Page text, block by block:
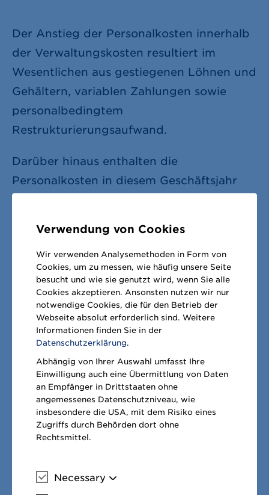
Der Anstieg der Personalkosten innerhalb
der Verwaltungskosten resultiert im
Wesentlichen aus gestiegenen Löhnen und
Gehältern, variablen Zahlungen sowie
personalbedingtem
Restrukturierungsaufwand.
Darüber hinaus enthalten die
Personalkosten in diesem Geschäftsjahr
den einmaligen Aufwand aus dem Buy-out
Vereinigten Königreich.
Ergänzende Hinweise zu dem Buy-
out der Pensionsverpflichtungen
finden sich unter Nr. 32
Rückstellungen für Pensionen und
ähnliche Verpflichtungen
FacebookTwitter
Verwendung von Cookies
Wir verwenden Analysemethoden in Form von
Cookies, um zu messen, wie häufig unsere Seite
besucht und wie sie genutzt wird, wenn Sie alle
Cookies akzeptieren. Ansonsten nutzen wir nur
notwendige Cookies, die für den Betrieb der
Webseite absolut erforderlich sind. Weitere
Informationen finden Sie in der
Datenschutzerklärung.
Abhängig von Ihrer Auswahl umfasst Ihre
Einwilligung auch eine Übermittlung von Daten
an Empfänger in Drittstaaten ohne
angemessenes Datenschutzniveau, wie
insbesondere die USA, mit dem Risiko eines
Zugriffs durch Behörden dort ohne
Rechtsmittel.
Necessary Mehr Informationen